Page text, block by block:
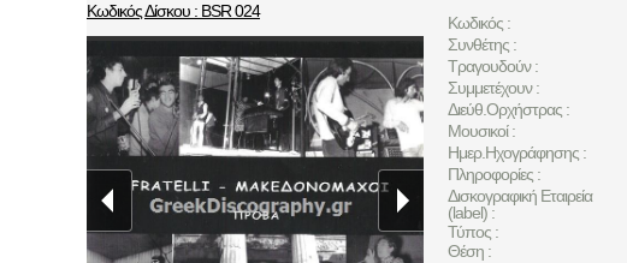
Κωδικός Δίσκου : BSR 024
Κωδικός :
Συνθέτης :
Τραγουδούν :
Συμμετέχουν :
Διεύθ.Ορχήστρας :
Μουσικοί :
Ημερ.Ηχογράφησης :
Πληροφορίες :
Δισκογραφική Εταιρεία
(label) :
Τύπος :
Θέση :